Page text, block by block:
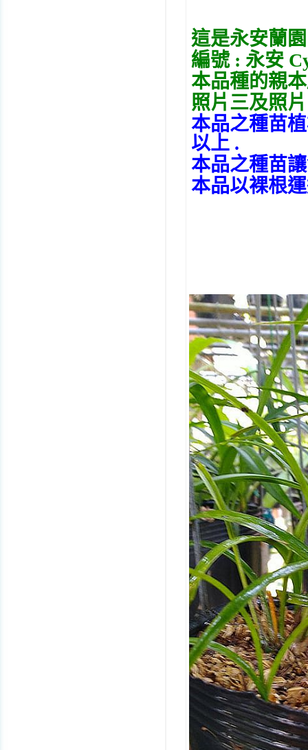
這是永安蘭
編號 : 永安
本品種的親
照片三及照
本品之種苗
以上 .
本品之種苗
本品以裸根